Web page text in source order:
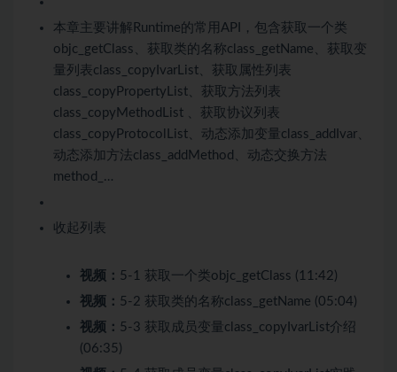
本章主要讲解Runtime的常用API，包含获取一个类
objc_getClass、获取类的名称class_getName、获取变
量列表class_copyIvarList、获取属性列表
class_copyPropertyList、获取方法列表
class_copyMethodList 、获取协议列表
class_copyProtocolList、动态添加变量class_addIvar、
动态添加方法class_addMethod、动态交换方法
method_…
收起列表
视频： 5-1 获取一个类objc_getClass (11:42)
视频： 5-2 获取类的名称class_getName (05:04)
视频： 5-3 获取成员变量class_copyIvarList介绍
(06:35)